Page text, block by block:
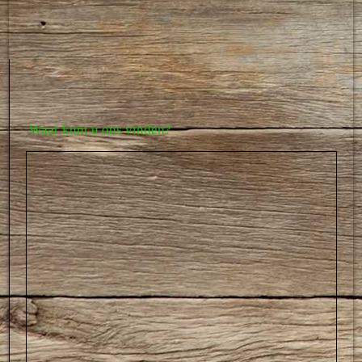
GAT_geschilleninstantie_alternatieve_therapeuten_schild_2026
Waar kunt u ons vinden?